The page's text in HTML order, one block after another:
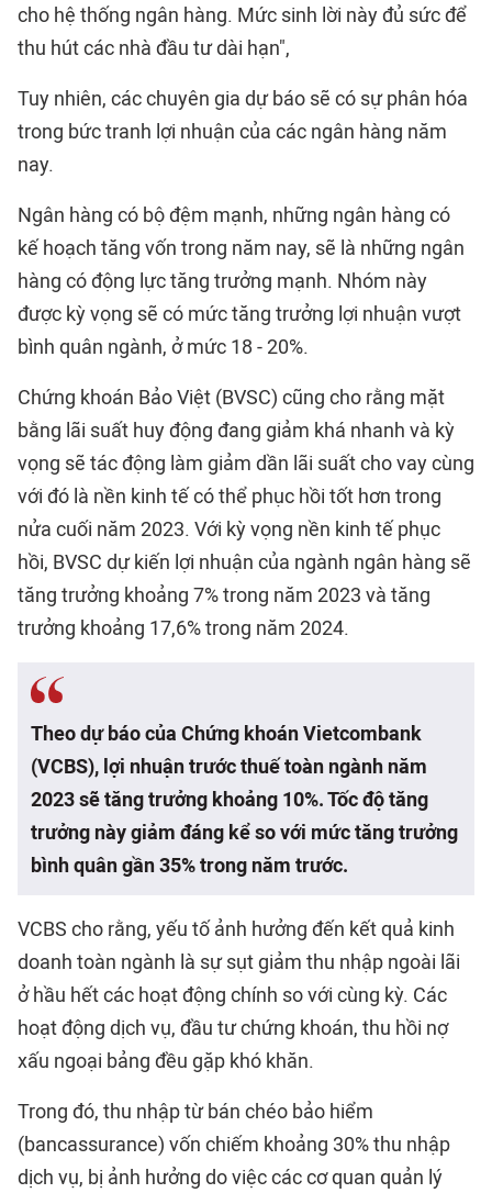
cho hệ thống ngân hàng. Mức sinh lời này đủ sức để
thu hút các nhà đầu tư dài hạn",
Tuy nhiên, các chuyên gia dự báo sẽ có sự phân hóa
trong bức tranh lợi nhuận của các ngân hàng năm
nay.
Ngân hàng có bộ đệm mạnh, những ngân hàng có
kế hoạch tăng vốn trong năm nay, sẽ là những ngân
hàng có động lực tăng trưởng mạnh. Nhóm này
được kỳ vọng sẽ có mức tăng trưởng lợi nhuận vượt
bình quân ngành, ở mức 18 - 20%.
Chứng khoán Bảo Việt (BVSC) cũng cho rằng mặt
bằng lãi suất huy động đang giảm khá nhanh và kỳ
vọng sẽ tác động làm giảm dần lãi suất cho vay cùng
với đó là nền kinh tế có thể phục hồi tốt hơn trong
nửa cuối năm 2023. Với kỳ vọng nền kinh tế phục
hồi, BVSC dự kiến lợi nhuận của ngành ngân hàng sẽ
tăng trưởng khoảng 7% trong năm 2023 và tăng
trưởng khoảng 17,6% trong năm 2024.
Theo dự báo của Chứng khoán Vietcombank
(VCBS), lợi nhuận trước thuế toàn ngành năm
2023 sẽ tăng trưởng khoảng 10%. Tốc độ tăng
trưởng này giảm đáng kể so với mức tăng trưởng
bình quân gần 35% trong năm trước.
VCBS cho rằng, yếu tố ảnh hưởng đến kết quả kinh
doanh toàn ngành là sự sụt giảm thu nhập ngoài lãi
ở hầu hết các hoạt động chính so với cùng kỳ. Các
hoạt động dịch vụ, đầu tư chứng khoán, thu hồi nợ
xấu ngoại bảng đều gặp khó khăn.
Trong đó, thu nhập từ bán chéo bảo hiểm
(bancassurance) vốn chiếm khoảng 30% thu nhập
dịch vụ, bị ảnh hưởng do việc các cơ quan quản lý